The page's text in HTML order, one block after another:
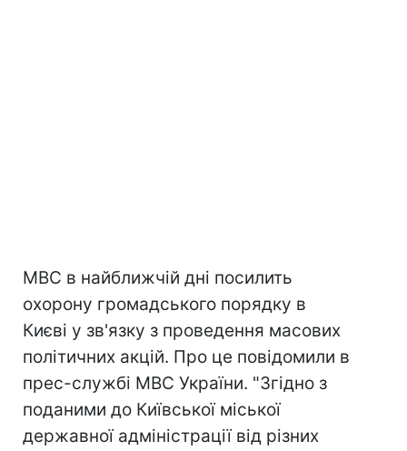
МВС в найближчій дні посилить
охорону громадського порядку в
Києві у зв'язку з проведення масових
політичних акцій. Про це повідомили в
прес-службі МВС України. "Згідно з
поданими до Київської міської
державної адміністрації від різних